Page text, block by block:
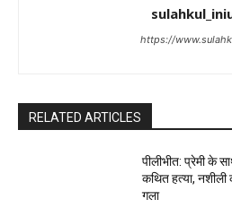
https://
RELATED ARTICLES
पीलीभीत: प्रेमी के
कथित हत्या, नशीली
गला